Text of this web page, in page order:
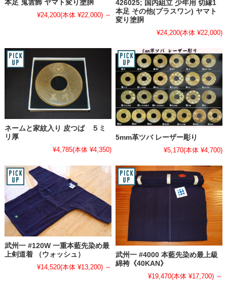
本足 鬼雲飾 ヤマト変り塗胴
¥24,200(本体 ¥22,000)～
426025; 国内組立 少年用 切縁1
本足 その他(プラスワン) ヤマト
変り塗胴
¥24,200(本体 ¥22,000)
ネームと家紋入り 皮つば ５ミ
リ厚
¥4,785(本体 ¥4,350)
5mm革ツバ レーザー彫り
¥5,170(本体 ¥4,700)
武州一 #120W 一重本藍先染め最
上剣道着 （ウォッシュ）
¥14,520(本体 ¥13,200)～
武州一 #4000 本藍先染め最上級
綿袴《40KAN》
¥19,470(本体 ¥17,700) ～